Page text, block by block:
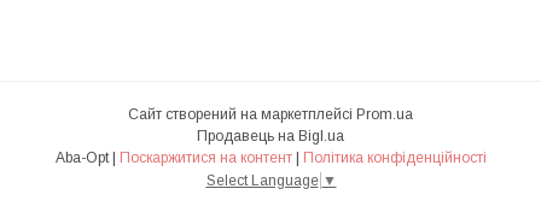
Сайт створений на маркетплейсі Prom.ua
Продавець на Bigl.ua
Aba-Opt | Поскаржитися на контент | Політика конфіденційності
Select Language ▼